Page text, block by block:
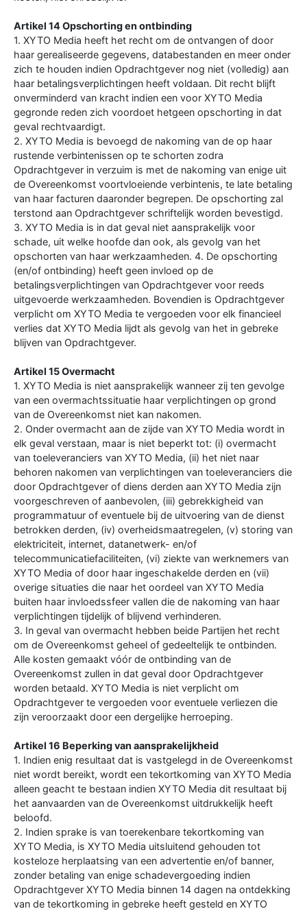
Artikel 14 Opschorting en ontbinding
1. XYTO Media heeft het recht om de ontvangen of door
haar gerealiseerde gegevens, databestanden en meer onder
zich te houden indien Opdrachtgever nog niet (volledig) aan
haar betalingsverplichtingen heeft voldaan. Dit recht blijft
onverminderd van kracht indien een voor XYTO Media
gegronde reden zich voordoet hetgeen opschorting in dat
geval rechtvaardigt.
2. XYTO Media is bevoegd de nakoming van de op haar
rustende verbintenissen op te schorten zodra
Opdrachtgever in verzuim is met de nakoming van enige uit
de Overeenkomst voortvloeiende verbintenis, te late betaling
van haar facturen daaronder begrepen. De opschorting zal
terstond aan Opdrachtgever schriftelijk worden bevestigd.
3. XYTO Media is in dat geval niet aansprakelijk voor
schade, uit welke hoofde dan ook, als gevolg van het
opschorten van haar werkzaamheden. 4. De opschorting
(en/of ontbinding) heeft geen invloed op de
betalingsverplichtingen van Opdrachtgever voor reeds
uitgevoerde werkzaamheden. Bovendien is Opdrachtgever
verplicht om XYTO Media te vergoeden voor elk financieel
verlies dat XYTO Media lijdt als gevolg van het in gebreke
blijven van Opdrachtgever.
Artikel 15 Overmacht
1. XYTO Media is niet aansprakelijk wanneer zij ten gevolge
van een overmachtssituatie haar verplichtingen op grond
van de Overeenkomst niet kan nakomen.
2. Onder overmacht aan de zijde van XYTO Media wordt in
elk geval verstaan, maar is niet beperkt tot: (i) overmacht
van toeleveranciers van XYTO Media, (ii) het niet naar
behoren nakomen van verplichtingen van toeleveranciers die
door Opdrachtgever of diens derden aan XYTO Media zijn
voorgeschreven of aanbevolen, (iii) gebrekkigheid van
programmatuur of eventuele bij de uitvoering van de dienst
betrokken derden, (iv) overheidsmaatregelen, (v) storing van
elektriciteit, internet, datanetwerk- en/of
telecommunicatiefaciliteiten, (vi) ziekte van werknemers van
XYTO Media of door haar ingeschakelde derden en (vii)
overige situaties die naar het oordeel van XYTO Media
buiten haar invloedssfeer vallen die de nakoming van haar
verplichtingen tijdelijk of blijvend verhinderen.
3. In geval van overmacht hebben beide Partijen het recht
om de Overeenkomst geheel of gedeeltelijk te ontbinden.
Alle kosten gemaakt vóór de ontbinding van de
Overeenkomst zullen in dat geval door Opdrachtgever
worden betaald. XYTO Media is niet verplicht om
Opdrachtgever te vergoeden voor eventuele verliezen die
zijn veroorzaakt door een dergelijke herroeping.
Artikel 16 Beperking van aansprakelijkheid
1. Indien enig resultaat dat is vastgelegd in de Overeenkomst
niet wordt bereikt, wordt een tekortkoming van XYTO Media
alleen geacht te bestaan indien XYTO Media dit resultaat bij
het aanvaarden van de Overeenkomst uitdrukkelijk heeft
beloofd.
2. Indien sprake is van toerekenbare tekortkoming van
XYTO Media, is XYTO Media uitsluitend gehouden tot
kosteloze herplaatsing van een advertentie en/of banner,
zonder betaling van enige schadevergoeding indien
Opdrachtgever XYTO Media binnen 14 dagen na ontdekking
van de tekortkoming in gebreke heeft gesteld en XYTO